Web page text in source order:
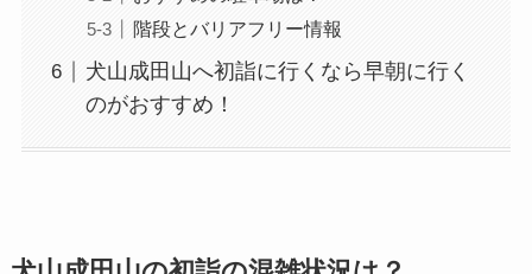
階段とバリアフリー情報
犬山成田山へ初詣に行くなら早朝に行く
のがおすすめ！